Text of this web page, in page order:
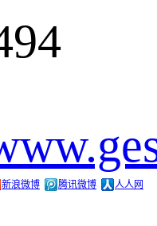
新浪微博 腾讯微博
人人网